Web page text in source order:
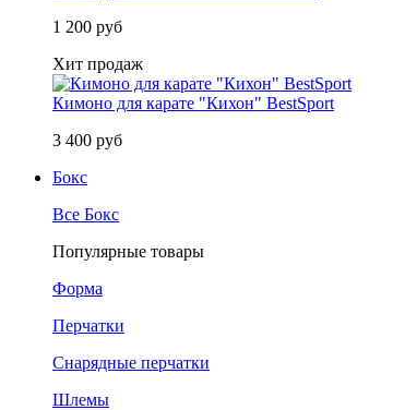
1 200 руб
Хит продаж
Кимоно для карате "Кихон" BestSport
3 400 руб
Бокс
Все Бокс
Популярные товары
Форма
Перчатки
Снарядные перчатки
Шлемы